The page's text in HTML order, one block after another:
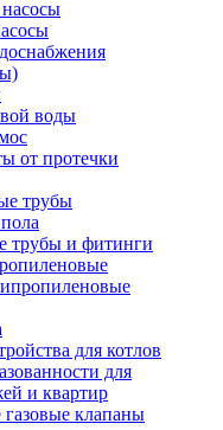
воды
от протечки
трубы
трубы и фитинги
для котлов
для
и квартир
клапаны